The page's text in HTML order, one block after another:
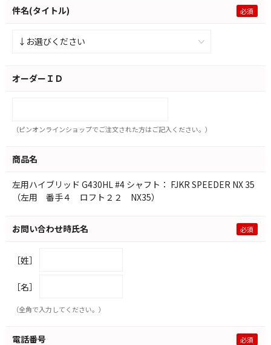
件名(タイトル)
オーダーＩＤ
（ピンオンラインショップでご注文された方はご記入ください。）
商品名
左用ハイブリッド G430HL #4 シャフト： FJKR SPEEDER NX 35
（左用 番手４ ロフト２２ NX35）
お問い合わせ時氏名
［姓］
［名］
（全角で入力してください。）
電話番号